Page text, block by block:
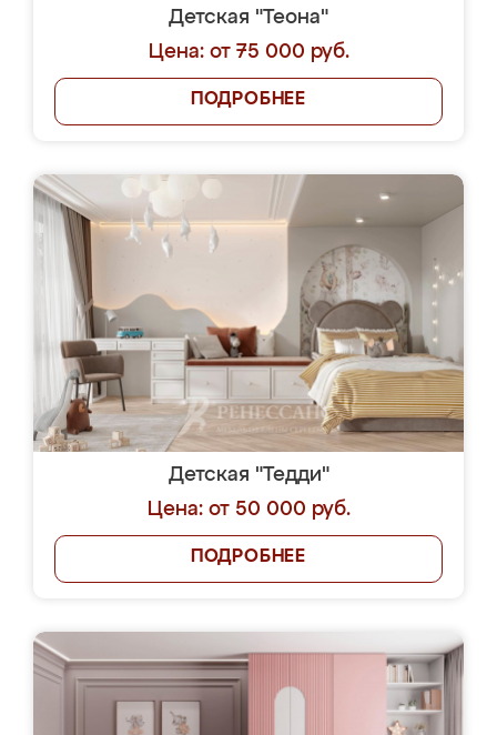
Детская "Теона"
Цена: от 75 000 руб.
ПОДРОБНЕЕ
Детская "Тедди"
Цена: от 50 000 руб.
ПОДРОБНЕЕ